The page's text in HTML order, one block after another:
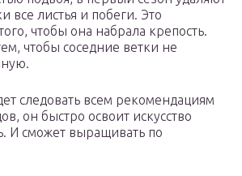
все листья и побеги. Это
чтобы она набрала крепость.
чтобы соседние ветки не
следовать всем рекомендациям
он быстро освоит искусство
И сможет выращивать по